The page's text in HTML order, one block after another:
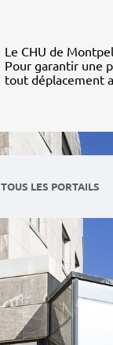
Le CHU de
Pour garantir une
tout déplacement
TOUS LES PORTAILS